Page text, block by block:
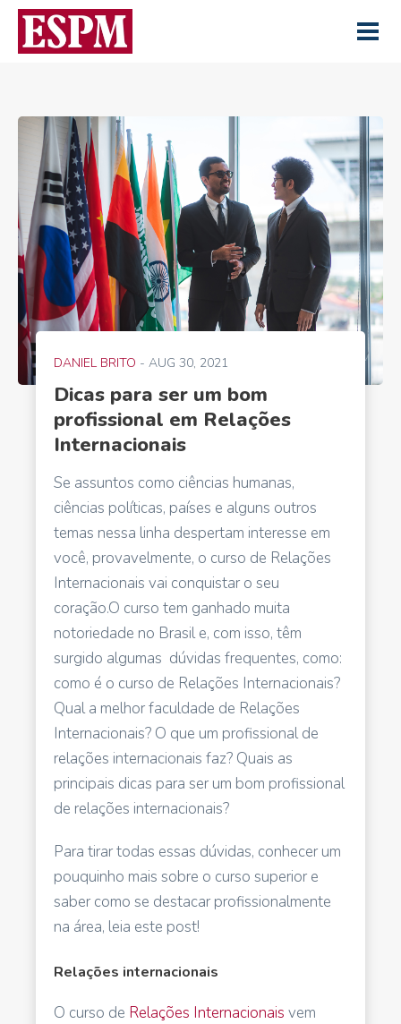
DANIEL BRITO - AUG 30, 2021
Dicas para ser um bom
profissional em Relações
Internacionais
Se assuntos como ciências humanas,
ciências políticas, países e alguns outros
temas nessa linha despertam interesse em
você, provavelmente, o curso de Relações
Internacionais vai conquistar o seu
coração.O curso tem ganhado muita
notoriedade no Brasil e, com isso, têm
surgido algumas dúvidas frequentes, como:
como é o curso de Relações Internacionais?
Qual a melhor faculdade de Relações
Internacionais? O que um profissional de
relações internacionais faz? Quais as
principais dicas para ser um bom profissional
de relações internacionais?
Para tirar todas essas dúvidas, conhecer um
pouquinho mais sobre o curso superior e
saber como se destacar profissionalmente
na área, leia este post!
Relações internacionais
O curso de Relações Internacionais vem